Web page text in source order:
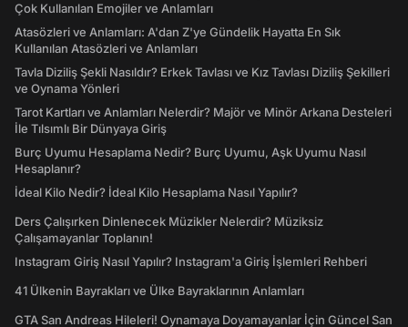
Çok Kullanılan Emojiler ve Anlamları
Atasözleri ve Anlamları: A'dan Z'ye Gündelik Hayatta En Sık
Kullanılan Atasözleri ve Anlamları
Tavla Diziliş Şekli Nasıldır? Erkek Tavlası ve Kız Tavlası Diziliş Şekilleri
ve Oynama Yönleri
Tarot Kartları ve Anlamları Nelerdir? Majör ve Minör Arkana Desteleri
İle Tılsımlı Bir Dünyaya Giriş
Burç Uyumu Hesaplama Nedir? Burç Uyumu, Aşk Uyumu Nasıl
Hesaplanır?
İdeal Kilo Nedir? İdeal Kilo Hesaplama Nasıl Yapılır?
Ders Çalışırken Dinlenecek Müzikler Nelerdir? Müziksiz
Çalışamayanlar Toplanın!
Instagram Giriş Nasıl Yapılır? Instagram'a Giriş İşlemleri Rehberi
41 Ülkenin Bayrakları ve Ülke Bayraklarının Anlamları
GTA San Andreas Hileleri! Oynamaya Doyamayanlar İçin Güncel San